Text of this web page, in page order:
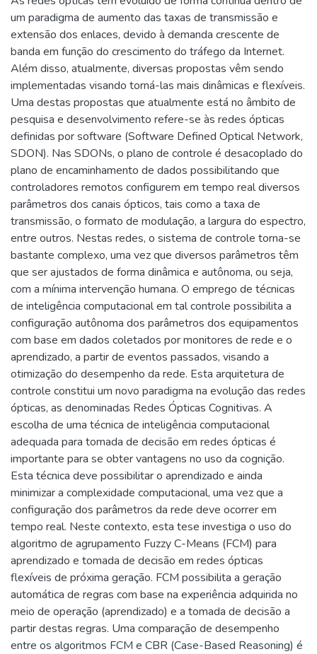
um paradigma de aumento das taxas de transmissão e
extensão dos enlaces, devido à demanda crescente de
banda em função do crescimento do tráfego da Internet.
Além disso, atualmente, diversas propostas vêm sendo
implementadas visando torná-las mais dinâmicas e flexíveis.
Uma destas propostas que atualmente está no âmbito de
pesquisa e desenvolvimento refere-se às redes ópticas
definidas por software (Software Defined Optical Network,
SDON). Nas SDONs, o plano de controle é desacoplado do
plano de encaminhamento de dados possibilitando que
controladores remotos configurem em tempo real diversos
parâmetros dos canais ópticos, tais como a taxa de
transmissão, o formato de modulação, a largura do espectro,
entre outros. Nestas redes, o sistema de controle torna-se
bastante complexo, uma vez que diversos parâmetros têm
que ser ajustados de forma dinâmica e autônoma, ou seja,
com a mínima intervenção humana. O emprego de técnicas
de inteligência computacional em tal controle possibilita a
configuração autônoma dos parâmetros dos equipamentos
com base em dados coletados por monitores de rede e o
aprendizado, a partir de eventos passados, visando a
otimização do desempenho da rede. Esta arquitetura de
controle constitui um novo paradigma na evolução das redes
ópticas, as denominadas Redes Ópticas Cognitivas. A
escolha de uma técnica de inteligência computacional
adequada para tomada de decisão em redes ópticas é
importante para se obter vantagens no uso da cognição.
Esta técnica deve possibilitar o aprendizado e ainda
minimizar a complexidade computacional, uma vez que a
configuração dos parâmetros da rede deve ocorrer em
tempo real. Neste contexto, esta tese investiga o uso do
algoritmo de agrupamento Fuzzy C-Means (FCM) para
aprendizado e tomada de decisão em redes ópticas
flexíveis de próxima geração. FCM possibilita a geração
automática de regras com base na experiência adquirida no
meio de operação (aprendizado) e a tomada de decisão a
partir destas regras. Uma comparação de desempenho
entre os algoritmos FCM e CBR (Case-Based Reasoning) é